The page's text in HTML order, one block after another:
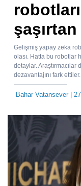
Gelişmiş yapay zeka
olası. Hatta bu robotlar
detaylar. Araştırmacılar
dezavantajını fark
Bahar Vatansever|